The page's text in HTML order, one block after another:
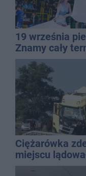
19 września
Znamy cały
Ciężarówka
miejscu